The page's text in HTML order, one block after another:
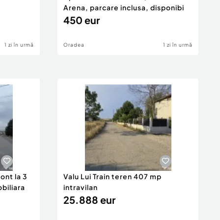
1 zi în urmă
Arena, parcare inclusa, disponibi
450 eur
Oradea 1 zi în urmă
la 3
Valu Lui Train teren 407 mp
intravilan
25.888 eur